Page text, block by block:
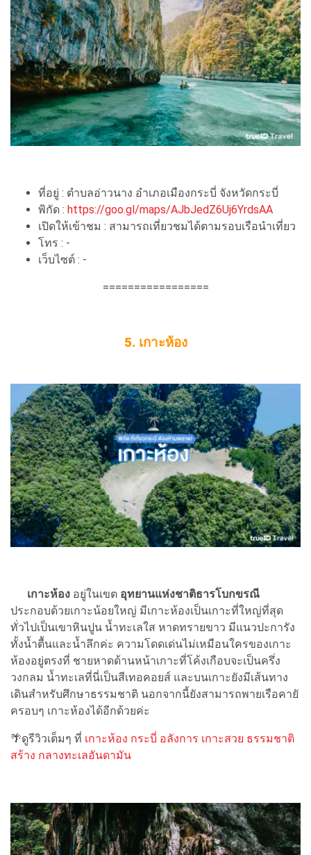
ที่อยู่ : ตำบลอ่าวนาง อำเภอเมืองกระบี่ จังหวัดกระบี่
พิกัด : https://goo.gl/maps/AJbJedZ6Uj6YrdsAA
เปิดให้เข้าชม : สามารถเที่ยวชมได้ตามรอบเรือนำเที่ยว
โทร : -
เว็บไซต์ : -
=================
5. เกาะห้อง
เกาะห้อง อยู่ในเขต อุทยานแห่งชาติธารโบกขรณี
ประกอบด้วยเกาะน้อยใหญ่ มีเกาะห้องเป็นเกาะที่ใหญ่ที่สุด
ทั่วไปเป็นเขาหินปูน น้ำทะเลใส หาดทรายขาว มีแนวปะการัง
ทั้งน้ำตื้นและน้ำลึกค่ะ ความโดดเด่นไม่เหมือนใครของเกาะ
ห้องอยู่ตรงที่ ชายหาดด้านหน้าเกาะที่โค้งเกือบจะเป็นครึ่ง
วงกลม น้ำทะเลที่นี่เป็นสีเทอคอยส์ และบนเกาะยังมีเส้นทาง
เดินสำหรับศึกษาธรรมชาติ นอกจากนี้ยังสามารถพายเรือคายั
ครอบๆ เกาะห้องได้อีกด้วยค่ะ
🌴ดูรีวิวเต็มๆ ที่ เกาะห้อง กระบี่ อลังการ เกาะสวย ธรรมชาติ
สร้าง กลางทะเลอันดามัน